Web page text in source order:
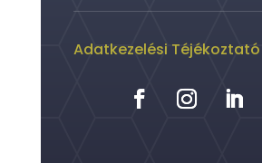
Adatkezelési Téjékoztató